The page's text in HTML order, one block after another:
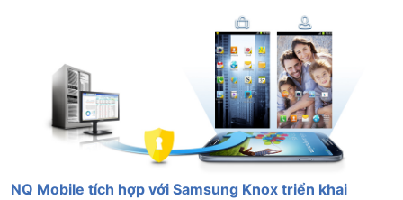
NQ Mobile tích hợp với Samsung Knox triển khai